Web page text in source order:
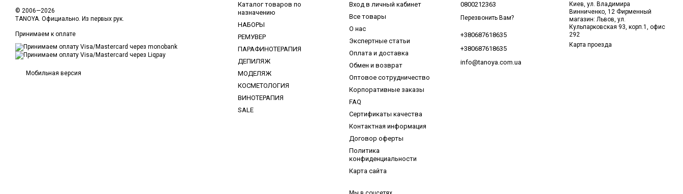
© 2006—2026
TANOYA. Официально. Из первых рук.
Принимаем к оплате
Мобильная версия
Каталог товаров по
назначению
НАБОРЫ
РЕМУВЕР
ПАРАФИНОТЕРАПИЯ
ДЕПИЛЯЖ
МОДЕЛЯЖ
КОСМЕТОЛОГИЯ
ВИНОТЕРАПИЯ
SALE
Вход в личный кабинет
Все товары
О нас
Экспертные статьи
Оплата и доставка
Обмен и возврат
Оптовое сотрудничество
Корпоративные заказы
FAQ
Сертификаты качества
Контактная информация
Договор оферты
Политика
конфиденциальности
Карта сайта
0800212363
Перезвонить Вам?
+380687618635
+380687618635
info@tanoya.com.ua
Киев, ул. Владимира
Винниченко, 12 Фирменный
магазин: Львов, ул.
Кульпарковская 93, корп.1, офис
292
Карта проезда